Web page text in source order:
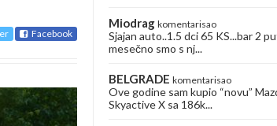
Facebook
Miodrag komentarisao
Sjajan auto..1.5 dci 65 KS...bar 2
mesečno smo s nj...
BELGRADE komentarisao
Ove godine sam kupio “novu”
Skyactive X sa 186k...